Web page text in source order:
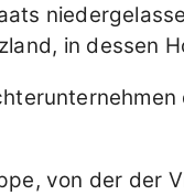
in dessen
von der der